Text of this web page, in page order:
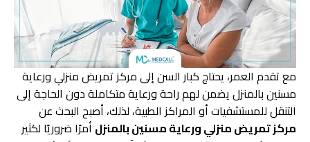
مع تقدم العمر، يحتاج كبار السن إلى مركز تمريض منزلي ورعاية
مسنين بالمنزل يضمن لهم راحة ورعاية متكاملة دون الحاجة إلى
التنقل للمستشفيات أو المراكز الطبية، لذلك، أصبح البحث عن
مركز تمريض منزلي ورعاية مسنين بالمنزل أمرًا ضروريًا لكثير